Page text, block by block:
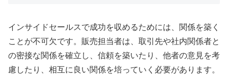
インサイドセールスで成功を収めるためには、関係を築く
ことが不可欠です。販売担当者は、取引先や社内関係者と
の密接な関係を確立し、信頼を築いたり、他者の意見を考
慮したり、相互に良い関係を培っていく必要があります。